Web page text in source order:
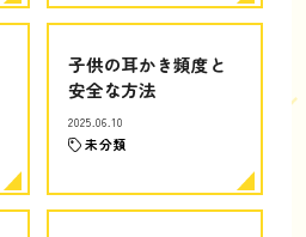
子供の耳かき頻度と
安全な方法
2025.06.10
未分類